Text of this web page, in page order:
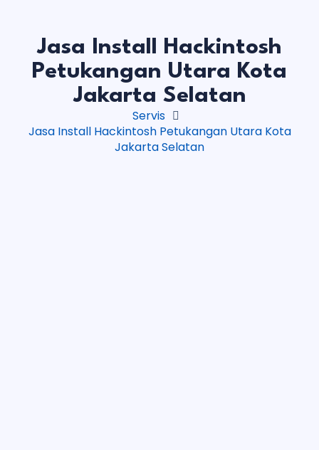
Jasa Install Hackintosh
Petukangan Utara Kota
Jakarta Selatan
Servis
Jasa Install Hackintosh Petukangan Utara Kota
Jakarta Selatan